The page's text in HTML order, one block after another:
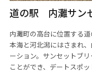
道の駅 内灘サン
内灘町の高台に位置する
本海と河北潟にはさまれ
ーション。サンセットブ
ことができ、デートスポ